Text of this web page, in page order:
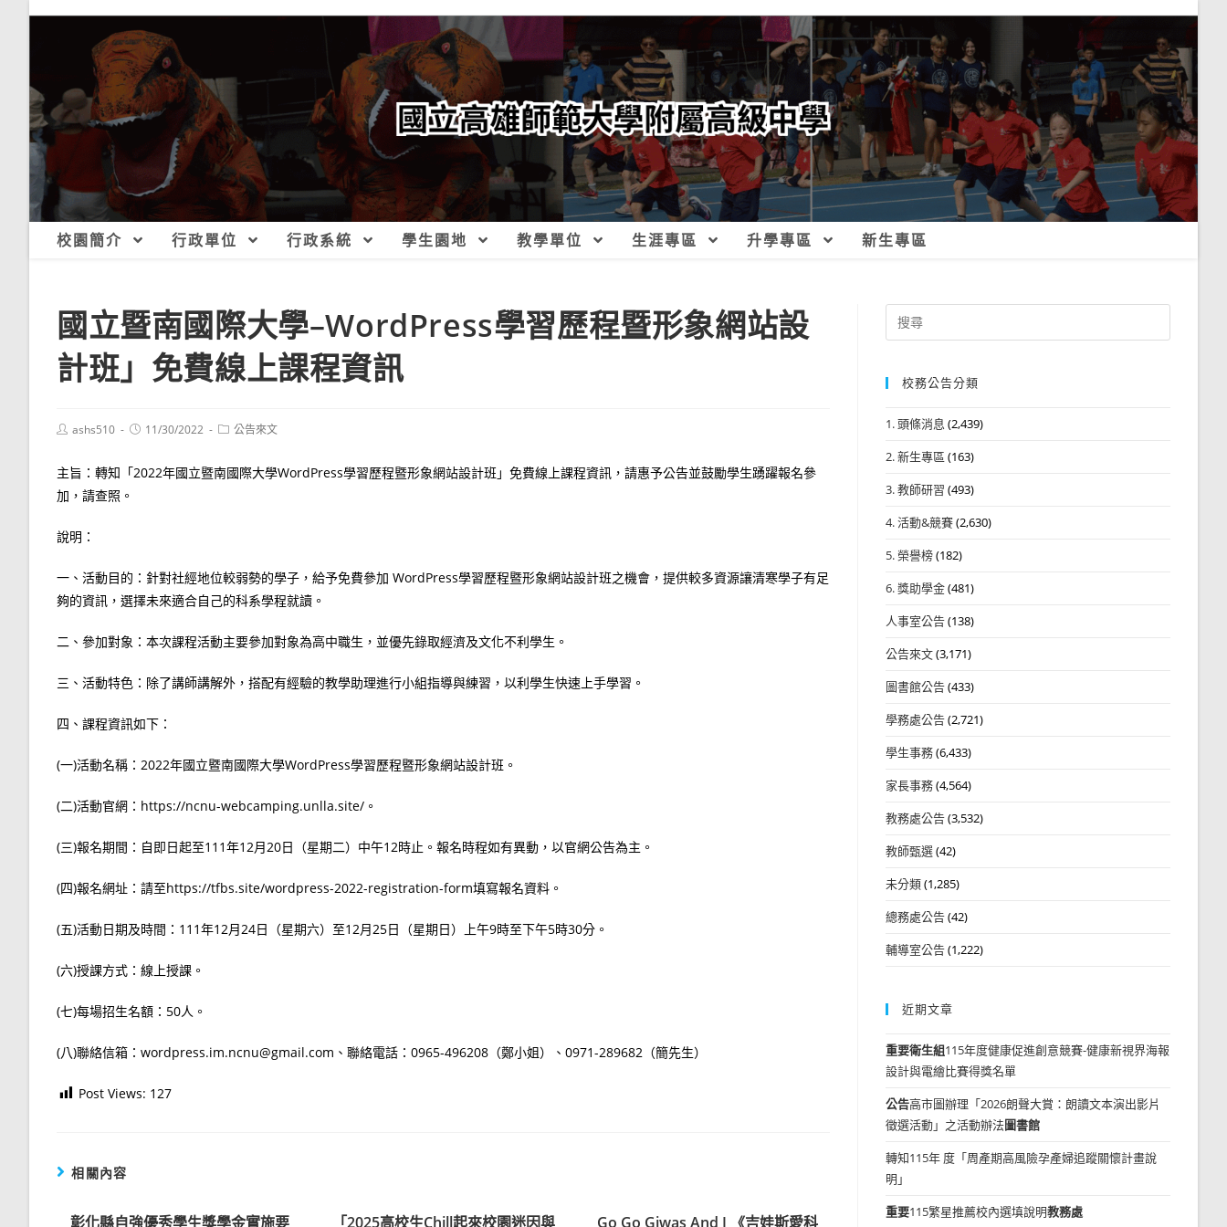
校園簡介 行政單位 行政系統 學生園地 教學單位 生涯專區 升學專區 新生專區
國立暨南國際大學–WordPress學習歷程暨形象網站設
計班」免費線上課程資訊
Postashs510
Post11/30/2022
Post公告來文
主旨：轉知「2022年國立暨南國際大學WordPress學習歷程暨形象網站設計班」免費線上課程資訊，請惠予公告並鼓勵學生踴躍報名參
加，請查照。
說明：
一、活動目的：針對社經地位較弱勢的學子，給予免費參加 WordPress學習歷程暨形象網站設計班之機會，提供較多資源讓清寒學子有足
夠的資訊，選擇未來適合自己的科系學程就讀。
二、參加對象：本次課程活動主要參加對象為高中職生，並優先錄取經濟及文化不利學生。
三、活動特色：除了講師講解外，搭配有經驗的教學助理進行小組指導與練習，以利學生快速上手學習。
四、課程資訊如下：
(一)活動名稱：2022年國立暨南國際大學WordPress學習歷程暨形象網站設計班。
(二)活動官網：https://ncnu-webcamping.unlla.site/。
(三)報名期間：自即日起至111年12月20日（星期二）中午12時止。報名時程如有異動，以官網公告為主。
(四)報名網址：請至https://tfbs.site/wordpress-2022-registration-form填寫報名資料。
(五)活動日期及時間：111年12月24日（星期六）至12月25日（星期日）上午9時至下午5時30分。
(六)授課方式：線上授課。
(七)每場招生名額：50人。
(八)聯絡信箱：wordpress.im.ncnu@gmail.com、聯絡電話：0965-496208（鄭小姐）、0971-289682（簡先生）
Post Views: 127
相關內容
彰化縣自強優秀學生獎學金實施要 「2025高校生Chill起來校園迷因與 Go Go Giwas And I 《吉娃斯愛科
Search
for:
校務公告分類
1. 頭條消息 (2,439)
2. 新生專區 (163)
3. 教師研習 (493)
4. 活動&競賽(2,630)
5. 榮譽榜(182)
6. 獎助學金(481)
人事室公告(138)
公告來文(3,171)
圖書館公告(433)
學務處公告(2,721)
學生事務(6,433)
家長事務(4,564)
教務處公告(3,532)
教師甄選(42)
未分類(1,285)
總務處公告(42)
輔導室公告(1,222)
近期文章
重要衛生組115年度健康促進創意競賽-健康新視界海報
設計與電繪比賽得獎名單
公告高市圖辦理「2026朗聲大賞：朗讀文本演出影片
徵選活動」之活動辦法圖書館
轉知115年 度「周產期高風險孕產婦追蹤關懷計畫說
明」
重要115繁星推薦校內選填說明教務處